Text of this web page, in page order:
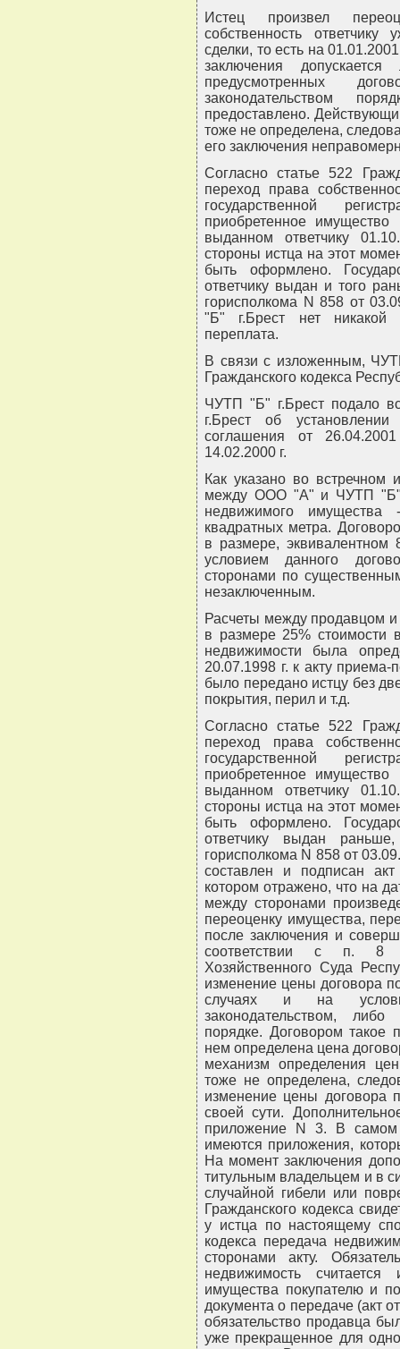
Истец произвел
собственность
сделки, то есть на
заключения
предусмотренных
законодательством
предоставлено.
тоже не определена,
его заключения
Согласно статье 522
переход права
государственной
приобретенное имущество
выданном ответчику
стороны истца на этот
быть оформлено.
ответчику выдан и того
горисполкома N 858 от
"Б" г.Брест нет никакой
переплата.
В связи с изложенным,
Гражданского кодекса
ЧУТП "Б" г.Брест подало
г.Брест об установлении
соглашения от
14.02.2000 г.
Как указано во встречном
между ООО "А" и ЧУТП "Б"
недвижимого
квадратных метра.
в размере, эквивалентном
условием данного
сторонами по
незаключенным.
Расчеты между продавцом
в размере 25% стоимости
недвижимости была
20.07.1998 г. к акту
было передано истцу без
покрытия, перил и т.д.
Согласно статье 522
переход права
государственной
приобретенное имущество
выданном ответчику
стороны истца на этот
быть оформлено.
ответчику выдан
горисполкома N 858 от
составлен и подписан
котором отражено, что на
между сторонами
переоценку имущества,
после заключения и
соответствии с п. 8
Хозяйственного Суда
изменение цены договора
случаях и на
законодательством,
порядке. Договором такое
нем определена цена
механизм определения
тоже не определена,
изменение цены договора
своей сути.
приложение N 3. В самом
имеются приложения,
На момент заключения
титульным владельцем и в
случайной гибели или
Гражданского кодекса
у истца по настоящему
кодекса передача
сторонами акту.
недвижимость
имущества покупателю и
документа о передаче (акт
обязательство продавца
уже прекращенное для